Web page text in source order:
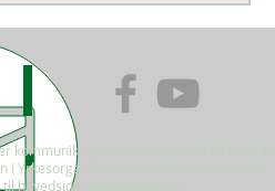
kommunikasjonsplattformen til YS Stat, den
i Yrkesorganisasjonenes Sentralforbund.
hovedsiden